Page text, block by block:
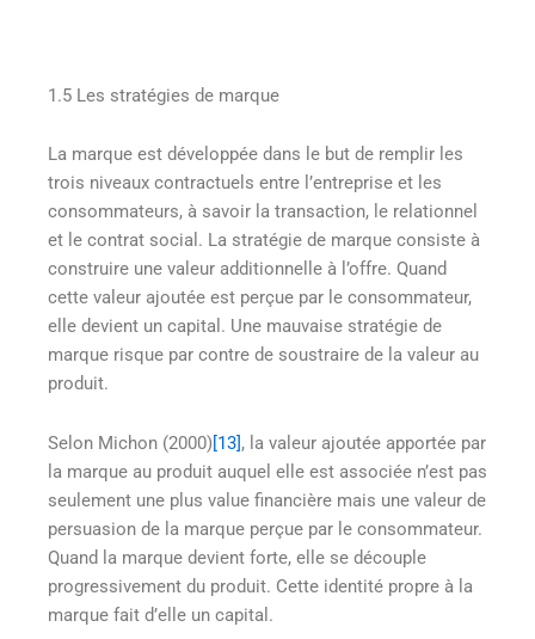
1.5 Les stratégies de marque
La marque est développée dans le but de remplir les
trois niveaux contractuels entre l’entreprise et les
consommateurs, à savoir la transaction, le relationnel
et le contrat social. La stratégie de marque consiste à
construire une valeur additionnelle à l’offre. Quand
cette valeur ajoutée est perçue par le consommateur,
elle devient un capital. Une mauvaise stratégie de
marque risque par contre de soustraire de la valeur au
produit.
Selon Michon (2000)[13], la valeur ajoutée apportée par
la marque au produit auquel elle est associée n’est pas
seulement une plus value financière mais une valeur de
persuasion de la marque perçue par le consommateur.
Quand la marque devient forte, elle se découple
progressivement du produit. Cette identité propre à la
marque fait d’elle un capital.